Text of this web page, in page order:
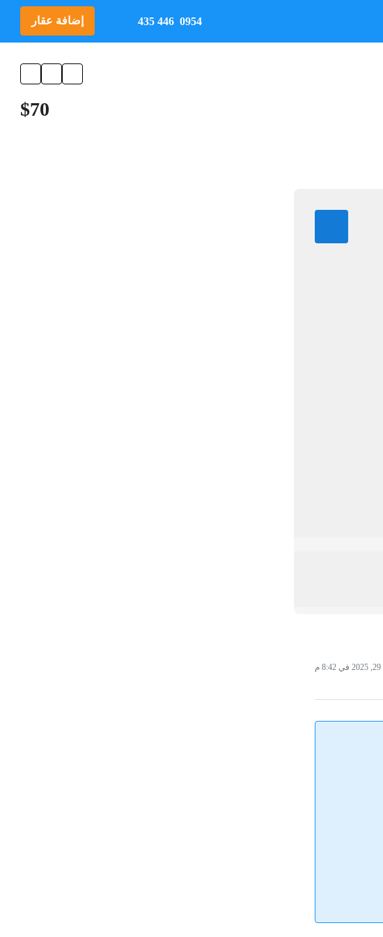
0954 446 435 إضافة عقار
$70